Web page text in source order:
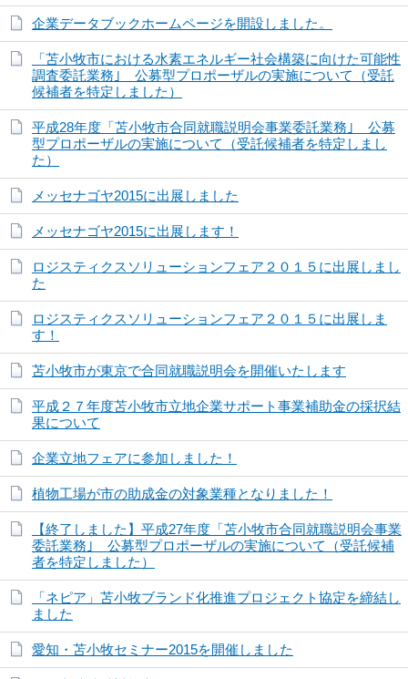
企業データブックホームページを開設しました。
「苫小牧市における水素エネルギー社会構築に向けた可能性
調査委託業務｣ 公募型プロポーザルの実施について（受託
候補者を特定しました）
平成28年度「苫小牧市合同就職説明会事業委託業務｣ 公募
型プロポーザルの実施について（受託候補者を特定しまし
た）
メッセナゴヤ2015に出展しました
メッセナゴヤ2015に出展します！
ロジスティクスソリューションフェア２０１５に出展しまし
た
ロジスティクスソリューションフェア２０１５に出展しま
す！
苫小牧市が東京で合同就職説明会を開催いたします
平成２７年度苫小牧市立地企業サポート事業補助金の採択結
果について
企業立地フェアに参加しました！
植物工場が市の助成金の対象業種となりました！
【終了しました】平成27年度「苫小牧市合同就職説明会事業
委託業務｣ 公募型プロポーザルの実施について（受託候補
者を特定しました）
「ネピア」苫小牧ブランド化推進プロジェクト協定を締結し
ました
愛知・苫小牧セミナー2015を開催しました